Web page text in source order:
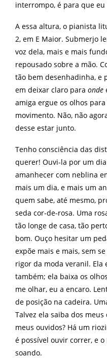
interrompo, é para que
A essa altura, o pianista
2, em E Maior. Submerjo
voz dela, mais e mais
repousado sobre a mão.
tão bem desenhadinha, e
em deixar claro para onde
amiga ergue os olhos
movimento. Não, não
desse estar junto.
Tenho consciência das
querer! Ouvi-la por um
amanhecer com neblina
mais um dia, e mais um
quem sabe, até mesmo,
seda cor-de-rosa. Uma
tão longe de casa, tão
bom. Ouço hesitar um
expõe mais e mais, sem
rigor da moda veranil. Ela
também; ela baixa os
me olhar, eu a encaro.
de posição na cadeira.
Talvez ela saiba dos
meus ouvidos? Há um
é possível ouvir correr, e
soando.